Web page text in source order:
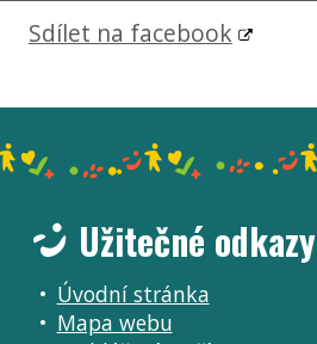
Sdílet na facebook
Užitečné odkazy
Úvodní stránka
Mapa webu